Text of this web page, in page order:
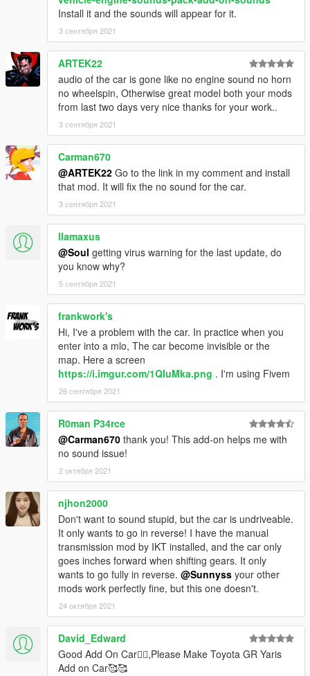
Install it and the sounds will appear for it.
3 сентября 2021
ARTEK22
audio of the car is gone like no engine sound no horn
no wheelspin, Otherwise great model both your mods
from last two days very nice thanks for your work..
3 сентября 2021
Carman670
@ARTEK22 Go to the link in my comment and install
that mod. It will fix the no sound for the car.
3 сентября 2021
llamaxus
@Soul getting virus warning for the last update, do
you know why?
5 сентября 2021
frankwork's
Hi, I've a problem with the car. In practice when you
enter into a mlo, The car become invisible or the
map. Here a screen
https://i.imgur.com/1QIuMka.png . I'm using Fivem
26 сентября 2021
R0man P34rce
@Carman670 thank you! This add-on helps me with
no sound issue!
2 октября 2021
njhon2000
Don't want to sound stupid, but the car is undriveable.
It only wants to go in reverse! I have the manual
transmission mod by IKT installed, and the car only
goes inches forward when shifting gears. It only
wants to go fully in reverse. @Sunnyss your other
mods work perfectly fine, but this one doesn't.
24 октября 2021
David_Edward
Good Add On Car👍🏻,Please Make Toyota GR Yaris
Add on Car🥰🥰